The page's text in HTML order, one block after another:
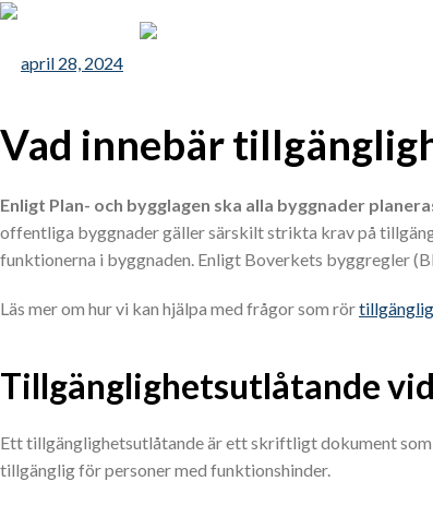
april 28, 2024
Vad innebär
Enligt Plan- och bygglagen ska alla byggnader
offentliga byggnader gäller särskilt strikta krav på
funktionerna i byggnaden. Enligt Boverkets byggregler
Läs mer om hur vi kan hjälpa med frågor som rör
Tillgänglighetsutlåtande
Ett tillgänglighetsutlåtande är ett skriftligt dokument
tillgänglig för personer med funktionshinder.